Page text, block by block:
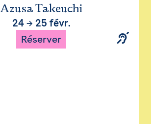
Azusa Takeuchi
24→ 25 févr.
Réserver